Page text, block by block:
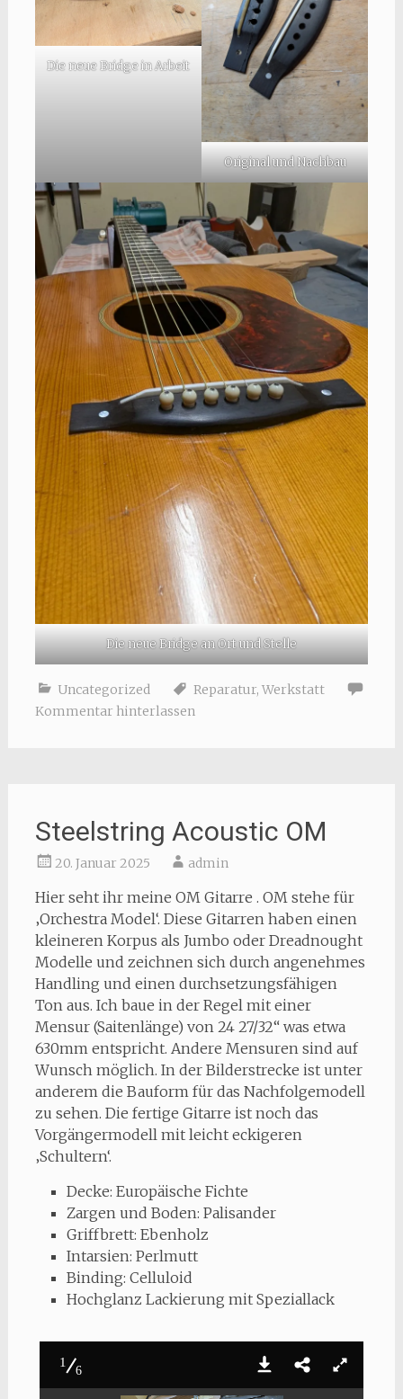
Die neue Bridge in Arbeit
Original und Nachbau
Die neue Bridge an Ort und Stelle
Uncategorized Reparatur, Werkstatt
Kommentar hinterlassen
Steelstring Acoustic OM
20. Januar 2025 admin
Hier seht ihr meine OM Gitarre . OM stehe für
‚Orchestra Model‘. Diese Gitarren haben einen
kleineren Korpus als Jumbo oder Dreadnought
Modelle und zeichnen sich durch angenehmes
Handling und einen durchsetzungsfähigen
Ton aus. Ich baue in der Regel mit einer
Mensur (Saitenlänge) von 24 27/32“ was etwa
630mm entspricht. Andere Mensuren sind auf
Wunsch möglich. In der Bilderstrecke ist unter
anderem die Bauform für das Nachfolgemodell
zu sehen. Die fertige Gitarre ist noch das
Vorgängermodell mit leicht eckigeren
‚Schultern‘.
Decke: Europäische Fichte
Zargen und Boden: Palisander
Griffbrett: Ebenholz
Intarsien: Perlmutt
Binding: Celluloid
Hochglanz Lackierung mit Speziallack
1
6